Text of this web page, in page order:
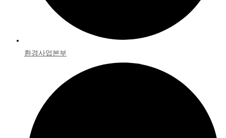
환경사업본부